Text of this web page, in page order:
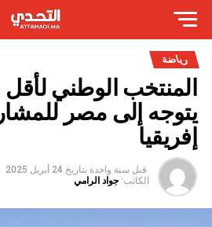
رياضة
يتوجه إلى مصر
إفريقيا
قبل سنة واحدة بتاريخ 24 أبريل 2025
الكاتب: جواد الرامي